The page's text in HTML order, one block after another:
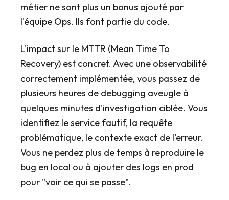
métier ne sont plus un bonus ajouté par
l'équipe Ops. Ils font partie du code.
L'impact sur le MTTR (Mean Time To
Recovery) est concret. Avec une observabilité
correctement implémentée, vous passez de
plusieurs heures de debugging aveugle à
quelques minutes d'investigation ciblée. Vous
identifiez le service fautif, la requête
problématique, le contexte exact de l'erreur.
Vous ne perdez plus de temps à reproduire le
bug en local ou à ajouter des logs en prod
pour "voir ce qui se passe".